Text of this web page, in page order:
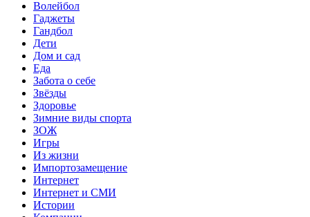
Волейбол
Гаджеты
Гандбол
Дети
Дом и сад
Еда
Забота о себе
Звёзды
Здоровье
Зимние виды спорта
ЗОЖ
Игры
Из жизни
Импортозамещение
Интернет
Интернет и СМИ
Истории